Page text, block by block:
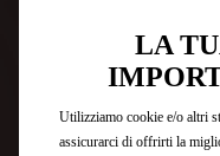
LA
Utilizziamo cookie e/o altri
assicurarci di offrirti la